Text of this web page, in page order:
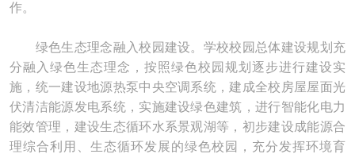
作。
绿色生态理念融入校园建设。学校校园总体建设规划充
分融入绿色生态理念，按照绿色校园规划逐步进行建设实
施，统一建设地源热泵中央空调系统，建成全校房屋屋面光
伏清洁能源发电系统，实施建设绿色建筑，进行智能化电力
能效管理，建设生态循环水系景观湖等，初步建设成能源合
理综合利用、生态循环发展的绿色校园，充分发挥环境育